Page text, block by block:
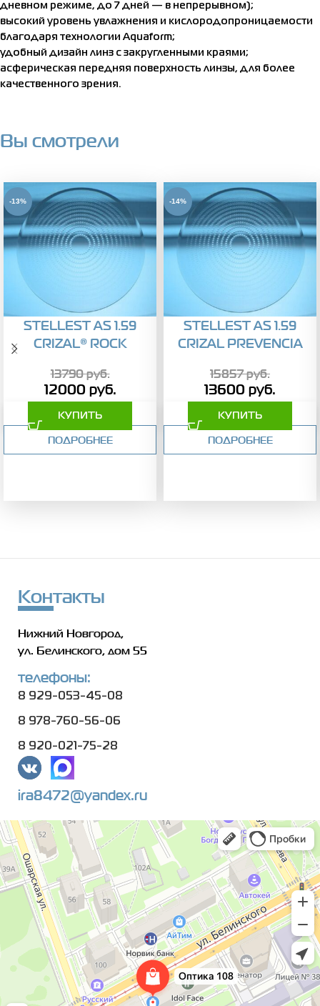
дневном режиме, до 7 дней — в непрерывном);
высокий уровень увлажнения и кислородопроницаемости
благодаря технологии Aquaform;
удобный дизайн линз с закругленными краями;
асферическая передняя поверхность линзы, для более
качественного зрения.
Вы смотрели
-13%
STELLEST AS 1.59
CRIZAL® ROCK
13790руб.
12000 руб.
КУПИТЬ
ПОДРОБНЕЕ
-14%
STELLEST AS 1.59
CRIZAL PREVENCIA
15857руб.
13600 руб.
КУПИТЬ
ПОДРОБНЕЕ
Контакты
Нижний Новгород,
ул. Белинского, дом 55
телефоны:
8 929-053-45-08
8 978-760-56-06
8 920-021-75-28
ira8472@yandex.ru
Оптика 108
Салон оптики в Нижнем Новгороде
Ремонт очков в Нижнем Новгороде